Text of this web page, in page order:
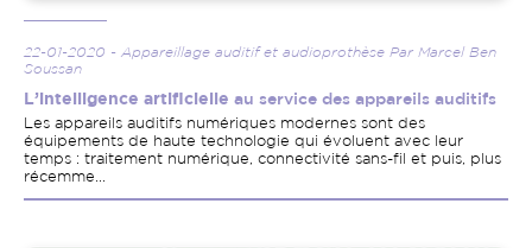
22-01-2020 - Appareillage auditif et audioprothèse Par Marcel Ben
Soussan
L’intelligence artificielle au service des appareils auditifs
Les appareils auditifs numériques modernes sont des
équipements de haute technologie qui évoluent avec leur
temps : traitement numérique, connectivité sans-fil et puis, plus
récemme...